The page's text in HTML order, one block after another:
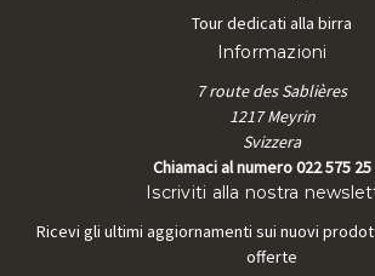
Tour dedicati alla birra
Informazioni
7 route des Sablières
1217 Meyrin
Svizzera
Chiamaci al numero 022 575 25
Iscriviti alla nostra
Ricevi gli ultimi aggiornamenti sui nuovi
offerte